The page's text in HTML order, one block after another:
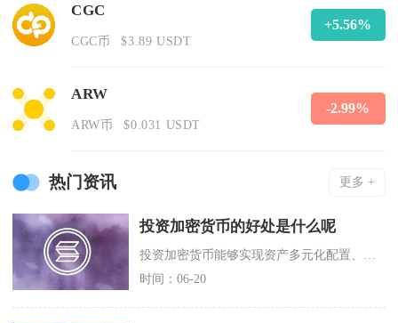
CGC
CGC币 $3.89 USDT
+5.56%
ARW
ARW币 $0.031 USDT
-2.99%
热门资讯 更多 +
投资加密货币的好处是什么呢
时间：06-20